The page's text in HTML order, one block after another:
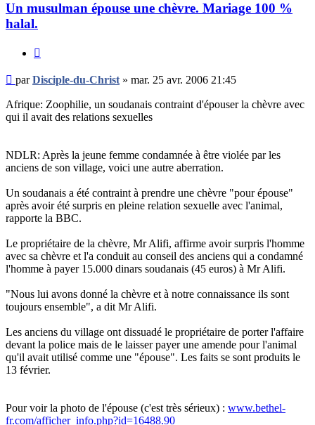
Un musulman épouse une chèvre. Mariage 100 %
halal.
Message
non
lu
parDisciple-du-Christ » mar. 25 avr. 2006 21:45
Afrique: Zoophilie, un soudanais contraint d'épouser la chèvre avec
qui il avait des relations sexuelles
NDLR: Après la jeune femme condamnée à être violée par les
anciens de son village, voici une autre aberration.
Un soudanais a été contraint à prendre une chèvre "pour épouse"
après avoir été surpris en pleine relation sexuelle avec l'animal,
rapporte la BBC.
Le propriétaire de la chèvre, Mr Alifi, affirme avoir surpris l'homme
avec sa chèvre et l'a conduit au conseil des anciens qui a condamné
l'homme à payer 15.000 dinars soudanais (45 euros) à Mr Alifi.
"Nous lui avons donné la chèvre et à notre connaissance ils sont
toujours ensemble", a dit Mr Alifi.
Les anciens du village ont dissuadé le propriétaire de porter l'affaire
devant la police mais de le laisser payer une amende pour l'animal
qu'il avait utilisé comme une "épouse". Les faits se sont produits le
13 février.
Pour voir la photo de l'épouse (c'est très sérieux) : www.bethel-
fr.com/afficher_info.php?id=16488.90